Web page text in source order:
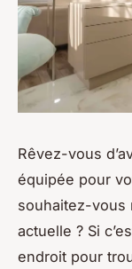
Rêvez-vous
équipée pour
souhaitez-vous
actuelle ? Si
endroit pour